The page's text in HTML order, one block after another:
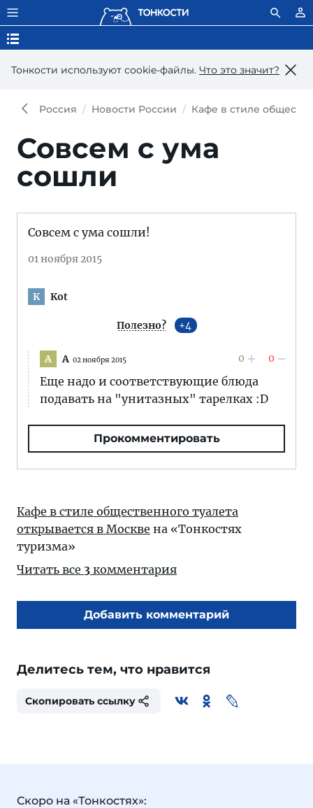
Тонкости используют сookie-файлы. Что это значит?
Россия Новости России Кафе в стиле
Совсем с ума
сошли
Совсем с ума сошли!
01 ноября 2015
K Kot
Полезно? 4
A A 02 ноября 2015 0 0
Еще надо и соответствующие блюда
подавать на "унитазных" тарелках :D
Прокомментировать
Кафе в стиле общественного туалета
открывается в Москве на «Тонкостях
туризма»
Читать все 3 комментария
Добавить комментарий
Делитесь тем, что нравится
Скопировать ссылку
Скоро на «Тонкостях»: